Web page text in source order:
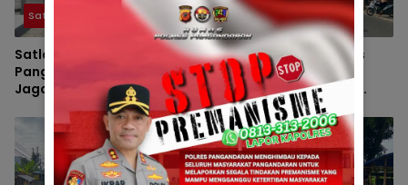
Satlantas
Satlantas Polres
Pangandaran Intensifkan
Jaga Malam Demi
Menjaga Keamanan Dan
Kenyamanan Masyarakat
Satlantas
Pengaturan Lalu Lintas
Pagi Satlantas Polres
Pangandaran Dukung
Aktivitas Masyarakat
Lebih Aman Dan Lancar